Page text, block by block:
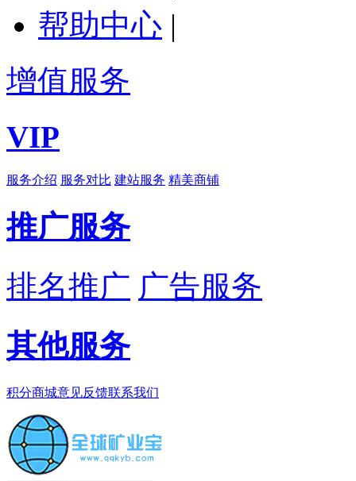
帮助中心 |
增值服务
VIP
服务介绍 服务对比 建站服务 精美商铺
推广服务
排名推广 广告服务
其他服务
积分商城意见反馈联系我们